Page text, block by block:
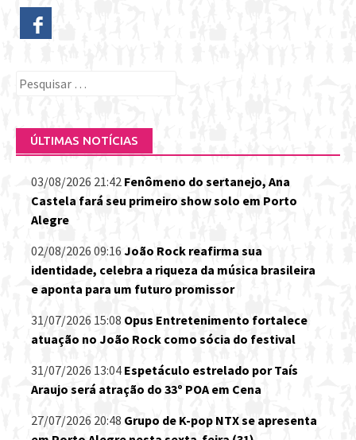
Pesquisar
ÚLTIMAS NOTÍCIAS
03/08/2026 21:42 Fenômeno do sertanejo, Ana
Castela fará seu primeiro show solo em Porto
Alegre
02/08/2026 09:16 João Rock reafirma sua
identidade, celebra a riqueza da música brasileira
e aponta para um futuro promissor
31/07/2026 15:08 Opus Entretenimento fortalece
atuação no João Rock como sócia do festival
31/07/2026 13:04 Espetáculo estrelado por Taís
Araujo será atração do 33º POA em Cena
27/07/2026 20:48 Grupo de K-pop NTX se apresenta